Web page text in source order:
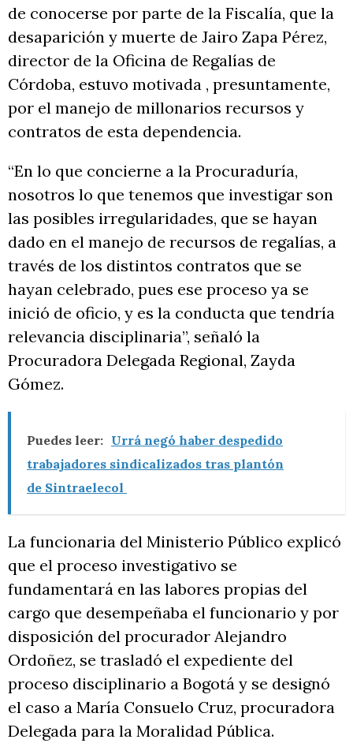
de conocerse por parte de la Fiscalía, que la
desaparición y muerte de Jairo Zapa Pérez,
director de la Oficina de Regalías de
Córdoba, estuvo motivada , presuntamente,
por el manejo de millonarios recursos y
contratos de esta dependencia.
“En lo que concierne a la Procuraduría,
nosotros lo que tenemos que investigar son
las posibles irregularidades, que se hayan
dado en el manejo de recursos de regalías, a
través de los distintos contratos que se
hayan celebrado, pues ese proceso ya se
inició de oficio, y es la conducta que tendría
relevancia disciplinaria”, señaló la
Procuradora Delegada Regional, Zayda
Gómez.
Puedes leer: Urrá negó haber despedido
trabajadores sindicalizados tras plantón
de Sintraelecol
La funcionaria del Ministerio Público explicó
que el proceso investigativo se
fundamentará en las labores propias del
cargo que desempeñaba el funcionario y por
disposición del procurador Alejandro
Ordoñez, se trasladó el expediente del
proceso disciplinario a Bogotá y se designó
el caso a María Consuelo Cruz, procuradora
Delegada para la Moralidad Pública.